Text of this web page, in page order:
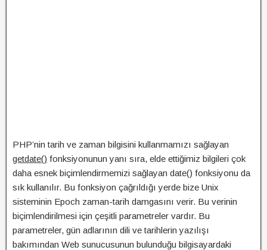
PHP’nin tarih ve zaman bilgisini kullanmamızı sağlayan
getdate() fonksiyonunun yanı sıra, elde ettiğimiz bilgileri çok
daha esnek biçimlendirmemizi sağlayan date() fonksiyonu da
sık kullanılır. Bu fonksiyon çağrıldığı yerde bize Unix
sisteminin Epoch zaman-tarih damgasını verir. Bu verinin
biçimlendirilmesi için çeşitli parametreler vardır. Bu
parametreler, gün adlarının dili ve tarihlerin yazılışı
bakımından Web sunucusunun bulunduğu bilgisayardaki